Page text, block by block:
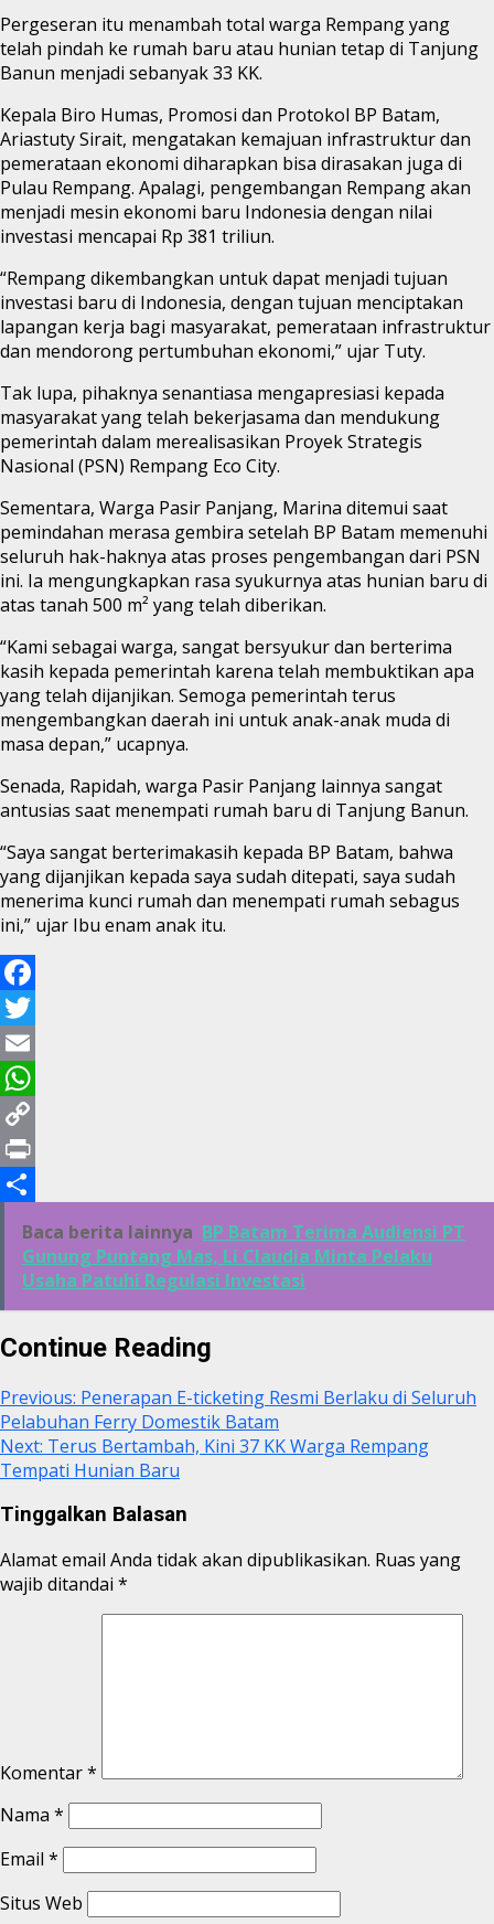
Pergeseran itu menambah total warga Rempang yang
telah pindah ke rumah baru atau hunian tetap di Tanjung
Banun menjadi sebanyak 33 KK.
Kepala Biro Humas, Promosi dan Protokol BP Batam,
Ariastuty Sirait, mengatakan kemajuan infrastruktur dan
pemerataan ekonomi diharapkan bisa dirasakan juga di
Pulau Rempang. Apalagi, pengembangan Rempang akan
menjadi mesin ekonomi baru Indonesia dengan nilai
investasi mencapai Rp 381 triliun.
“Rempang dikembangkan untuk dapat menjadi tujuan
investasi baru di Indonesia, dengan tujuan menciptakan
lapangan kerja bagi masyarakat, pemerataan infrastruktur
dan mendorong pertumbuhan ekonomi,” ujar Tuty.
Tak lupa, pihaknya senantiasa mengapresiasi kepada
masyarakat yang telah bekerjasama dan mendukung
pemerintah dalam merealisasikan Proyek Strategis
Nasional (PSN) Rempang Eco City.
Sementara, Warga Pasir Panjang, Marina ditemui saat
pemindahan merasa gembira setelah BP Batam memenuhi
seluruh hak-haknya atas proses pengembangan dari PSN
ini. Ia mengungkapkan rasa syukurnya atas hunian baru di
atas tanah 500 m² yang telah diberikan.
“Kami sebagai warga, sangat bersyukur dan berterima
kasih kepada pemerintah karena telah membuktikan apa
yang telah dijanjikan. Semoga pemerintah terus
mengembangkan daerah ini untuk anak-anak muda di
masa depan,” ucapnya.
Senada, Rapidah, warga Pasir Panjang lainnya sangat
antusias saat menempati rumah baru di Tanjung Banun.
“Saya sangat berterimakasih kepada BP Batam, bahwa
yang dijanjikan kepada saya sudah ditepati, saya sudah
menerima kunci rumah dan menempati rumah sebagus
ini,” ujar Ibu enam anak itu.
Facebook
Twitter
Email
WhatsApp
Copy
Link
Print
ShareBaca berita lainnya BP Batam Terima Audiensi PT
Gunung Puntang Mas, Li Claudia Minta Pelaku
Usaha Patuhi Regulasi Investasi
Continue Reading
Previous: Penerapan E-ticketing Resmi Berlaku di Seluruh
Pelabuhan Ferry Domestik Batam
Next: Terus Bertambah, Kini 37 KK Warga Rempang
Tempati Hunian Baru
Tinggalkan Balasan
Alamat email Anda tidak akan dipublikasikan. Ruas yang
wajib ditandai *
Komentar*
Nama *
Email *
Situs Web